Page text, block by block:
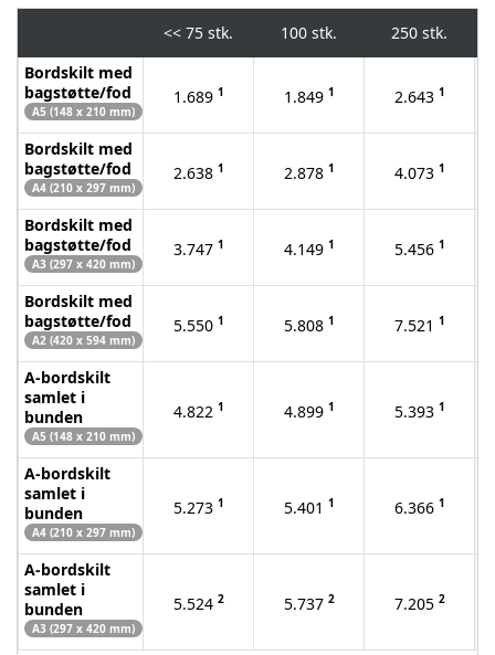
<< 75 stk. 100 stk.
250 stk.
Bordskilt med
bagstøtte/fod
A5 (148 x 210 mm)
1.689 1 1.849 1 2.643 1
Bordskilt med
bagstøtte/fod
A4 (210 x 297 mm)
2.638 1 2.878 1 4.073 1
Bordskilt med
bagstøtte/fod
A3 (297 x 420 mm)
3.747 1 4.149 1 5.456 1
Bordskilt med
bagstøtte/fod
A2 (420 x 594 mm)
5.550 1 5.808 1 7.521 1
A-bordskilt
samlet i
bunden
A5 (148 x 210 mm)
4.822 1 4.899 1 5.393 1
A-bordskilt
samlet i
bunden
A4 (210 x 297 mm)
5.273 1 5.401 1 6.366 1
A-bordskilt
samlet i
bunden
A3 (297 x 420 mm)
5.524 2 5.737 2 7.205 2